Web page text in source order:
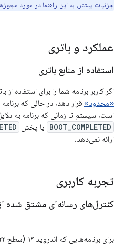
جزئیات بیشتر، به این راهنما در مورد
عملکرد و باتری
استفاده از منابع باتری
اگر کاربر برنامه شما را برای استفاده از
«محدود»
است، سیستم تا زمانی که برنامه به
BOOT_COMPLETED یا پخش
ارائه نمی‌دهد.
تجربه کاربری
کنترل‌های رسانه‌ای مشتق شده از